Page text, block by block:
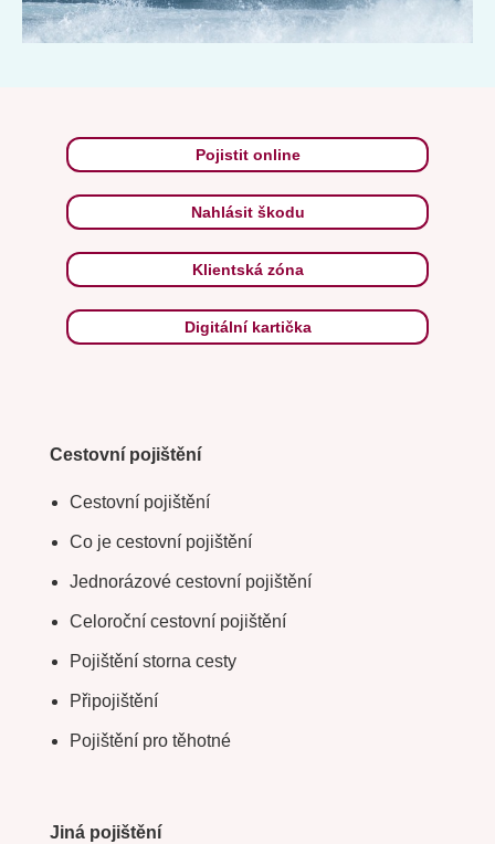
Pojistit online
Nahlásit škodu
Klientská zóna
Digitální kartička
Cestovní pojištění
Cestovní pojištění
Co je cestovní pojištění
Jednorázové cestovní pojištění
Celoroční cestovní pojištění
Pojištění storna cesty
Připojištění
Pojištění pro těhotné
Jiná pojištění